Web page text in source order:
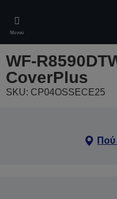
main
content
Μενού
WF-
CoverPlus
SKU: CP04OSSECE25
Πού